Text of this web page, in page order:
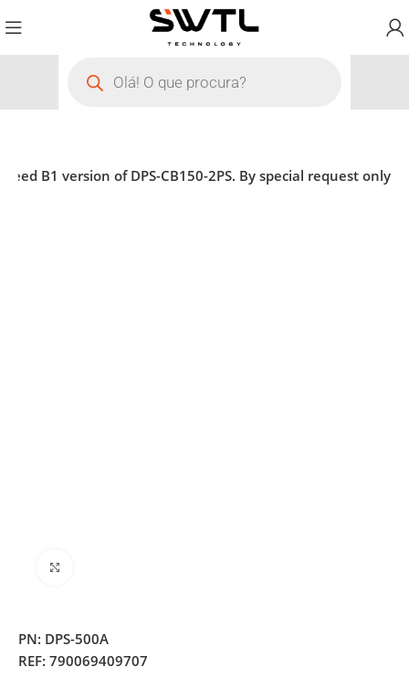
B1 version of DPS-CB150-2PS. By special request only
PN: DPS-500A
REF:790069409707